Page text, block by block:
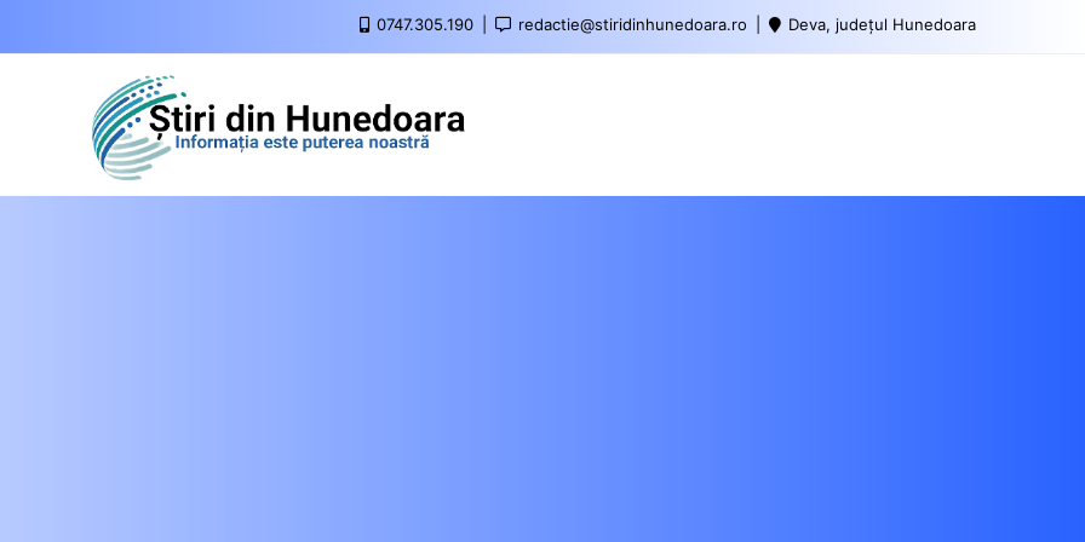
0747.305.190 redactie@stiridinhunedoara.ro Deva, județul Hunedoara